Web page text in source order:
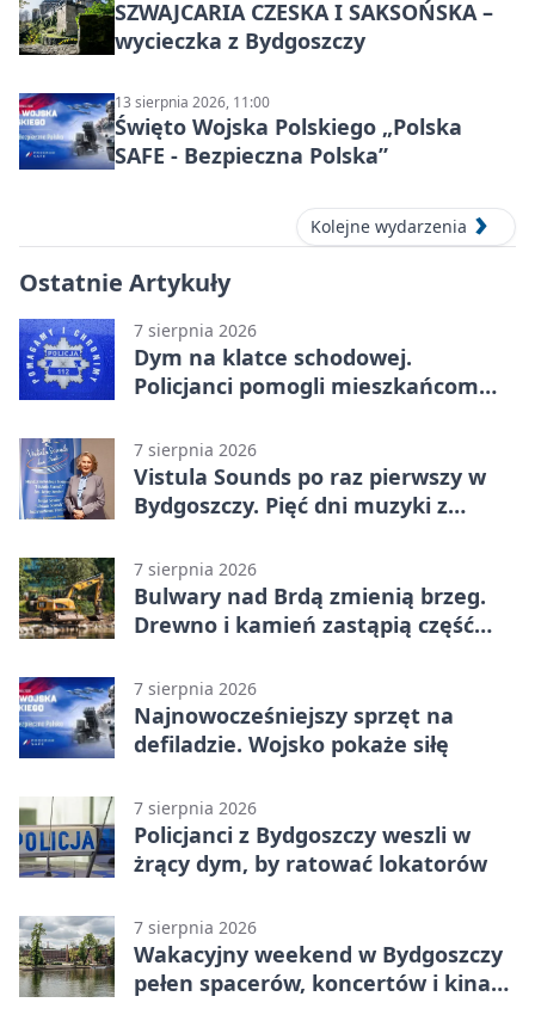
SZWAJCARIA CZESKA I SAKSOŃSKA –
wycieczka z Bydgoszczy
13 sierpnia 2026, 11:00
Święto Wojska Polskiego „Polska
SAFE - Bezpieczna Polska”
Kolejne wydarzenia
Ostatnie Artykuły
7 sierpnia 2026
Dym na klatce schodowej.
Policjanci pomogli mieszkańcom
7 sierpnia 2026
Vistula Sounds po raz pierwszy w
Bydgoszczy. Pięć dni muzyki z
7 sierpnia 2026
Bulwary nad Brdą zmienią brzeg.
Drewno i kamień zastąpią część
7 sierpnia 2026
Najnowocześniejszy sprzęt na
defiladzie. Wojsko pokaże siłę
7 sierpnia 2026
Policjanci z Bydgoszczy weszli w
żrący dym, by ratować lokatorów
7 sierpnia 2026
Wakacyjny weekend w Bydgoszczy
pełen spacerów, koncertów i kina